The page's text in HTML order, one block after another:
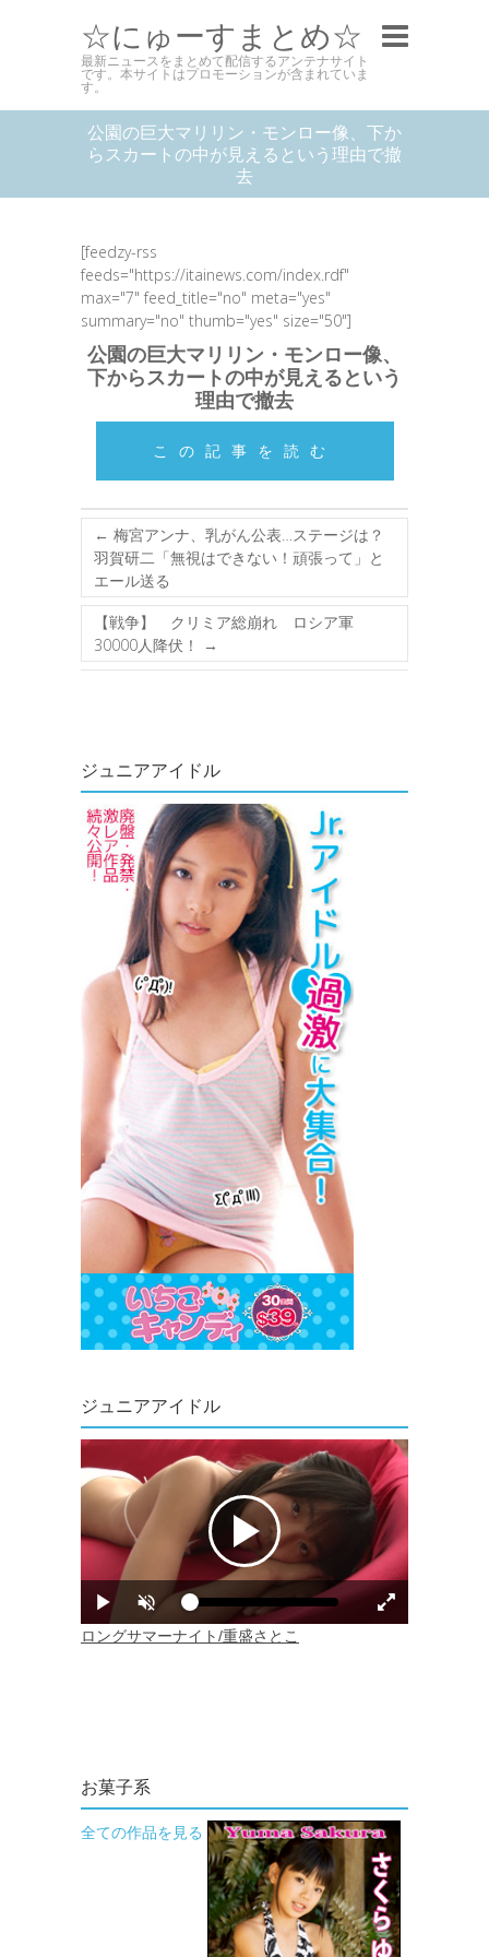
☆にゅーすまとめ☆
最新ニュースをまとめて配信するアンテナサイト
です。本サイトはプロモーションが含まれていま
す。
公園の巨大マリリン・モンロー像、下か
らスカートの中が見えるという理由で撤
去
[feedzy-rss
feeds="https://itainews.com/index.rdf"
max="7" feed_title="no" meta="yes"
summary="no" thumb="yes" size="50"]
公園の巨大マリリン・モンロー像、
下からスカートの中が見えるという
理由で撤去
この記事を読む
← 梅宮アンナ、乳がん公表…ステージは？
羽賀研二「無視はできない！頑張って」と
エール送る
【戦争】 クリミア総崩れ ロシア軍
30000人降伏！
→
ジュニアアイドル
ジュニアアイドル
お菓子系
全ての作品を見る